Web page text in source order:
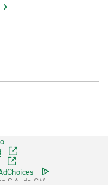
S.A. de C.V.